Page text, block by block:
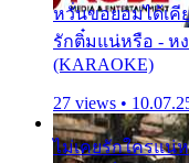
หวั่นขอยอมได้เคี
รักติ๋มแน่หรือ - ห
(KARAOKE)
27 views •
ไม่เคยรักใครแน่